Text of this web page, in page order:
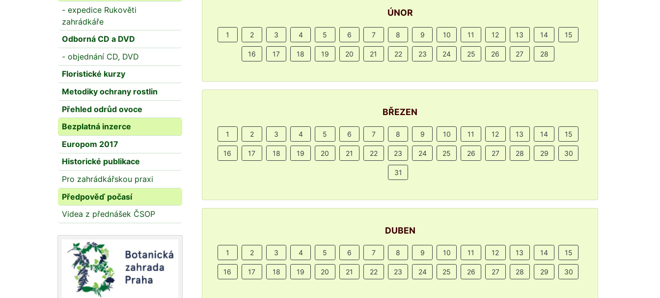
- expedice Rukověti
zahrádkáře
Odborná CD a DVD
- objednání CD, DVD
Floristické kurzy
Metodiky ochrany rostlin
Přehled odrůd ovoce
Bezplatná inzerce
Europom 2017
Historické publikace
Pro zahrádkářskou praxi
Předpověď počasí
Videa z přednášek ČSOP
ÚNOR
1 2 3 4 5 6 7 8 9 10 11 12 13 14 15
16 17 18 19 20 21 22 23 24 25 26 27 28
BŘEZEN
1 2 3 4 5 6 7 8 9 10 11 12 13 14 15
16 17 18 19 20 21 22 23 24 25 26 27 28 29 30
31
DUBEN
1 2 3 4 5 6 7 8 9 10 11 12 13 14 15
16 17 18 19 20 21 22 23 24 25 26 27 28 29 30